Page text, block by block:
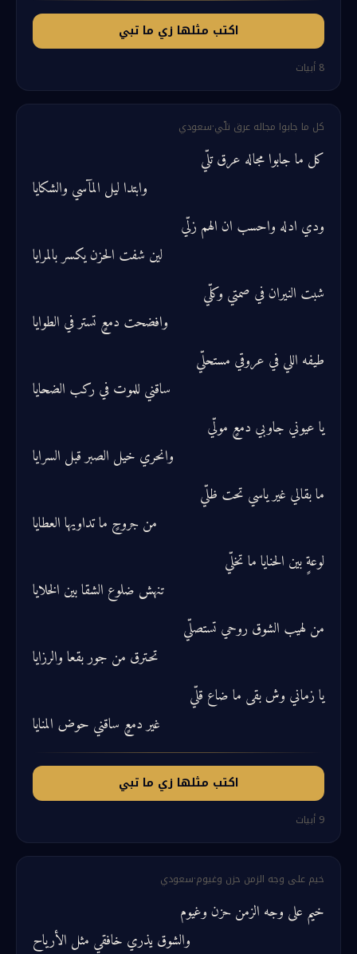
اكتب مثلها زي ما تبي
8 أبيات
كل ما جابوا مجاله عرق تلّي·سعودي
كل ما جابوا مجاله عرق تلّي
وابتدا ليل المآسي والشكايا
ودي ادله واحسب ان الهم زلّي
لين شفت الحزن يكسر بالمرايا
شبت النيران في صمتي وكلّي
وافضحت دمعٍ تستر في الطوايا
طيفه اللي في عروقي مستحلّي
ساقني للموت في ركب الضحايا
يا عيوني جاوبي دمعٍ مولّي
وانحري خيل الصبر قبل السرايا
ما بقالي غير ياسي تحت ظلّي
من جروحٍ ما تداويها العطايا
لوعةٍ بين الحنايا ما تخلّي
تنهش ضلوع الشقا بين الخلايا
من لهيب الشوق روحي تستصلّي
تحترق من جور بقعا والرزايا
يا زماني وش بقى ما ضاع قلّي
غير دمعٍ ساقني حوض المنايا
اكتب مثلها زي ما تبي
9 أبيات
خيم على وجه الزمن حزن وغيوم·سعودي
خيم على وجه الزمن حزن وغيوم
والشوق يذري خافقي مثل الأرياح